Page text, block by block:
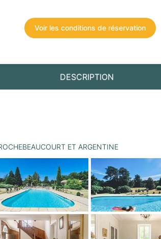
Voir les conditions de réservation
DESCRIPTION
ET ARGENTINE